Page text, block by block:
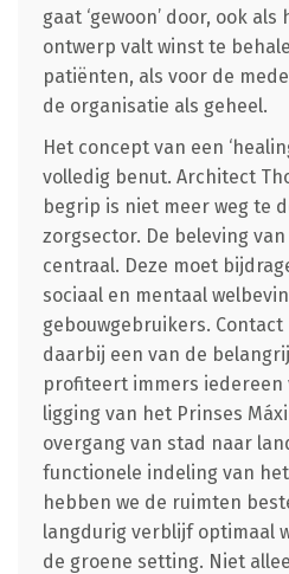
gaat ‘gewoon’ door, ook
ontwerp valt winst te
patiënten, als voor de
de organisatie als geheel.
Het concept van een
volledig benut. Architect
begrip is niet meer weg te
zorgsector. De beleving
centraal. Deze moet
sociaal en mentaal
gebouwgebruikers.
daarbij een van de
profiteert immers iedereen
ligging van het Prinses
overgang van stad naar
functionele indeling van
hebben we de ruimten
langdurig verblijf optimaal
de groene setting. Niet